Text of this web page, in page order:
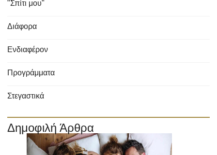
"Σπίτι μου"
Διάφορα
Ενδιαφέρον
Προγράμματα
Στεγαστικά
Δημοφιλή Άρθρα